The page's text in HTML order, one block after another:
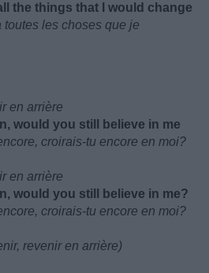
the things that I would change
les choses que je
en arrière
would you still believe in me
croirais-tu encore en moi?
en arrière
would you still believe in me?
croirais-tu encore en moi?
revenir en arrière)